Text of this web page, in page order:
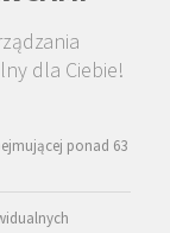
dla Ciebie!
ponad 63